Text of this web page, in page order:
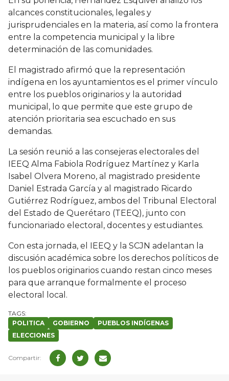
alcances constitucionales, legales y
jurisprudenciales en la materia, así como la frontera
entre la competencia municipal y la libre
determinación de las comunidades.
El magistrado afirmó que la representación
indígena en los ayuntamientos es el primer vínculo
entre los pueblos originarios y la autoridad
municipal, lo que permite que este grupo de
atención prioritaria sea escuchado en sus
demandas.
La sesión reunió a las consejeras electorales del
IEEQ Alma Fabiola Rodríguez Martínez y Karla
Isabel Olvera Moreno, al magistrado presidente
Daniel Estrada García y al magistrado Ricardo
Gutiérrez Rodríguez, ambos del Tribunal Electoral
del Estado de Querétaro (TEEQ), junto con
funcionariado electoral, docentes y estudiantes.
Con esta jornada, el IEEQ y la SCJN adelantan la
discusión académica sobre los derechos políticos de
los pueblos originarios cuando restan cinco meses
para que arranque formalmente el proceso
electoral local.
POLITICA GOBIERNO
PUEBLOS INDÍGENAS
ELECCIONES